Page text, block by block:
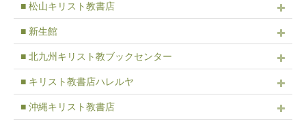
■ 松山キリスト教書店
■ 新生館
■ 北九州キリスト教ブックセンター
■ キリスト教書店ハレルヤ
■ 沖縄キリスト教書店